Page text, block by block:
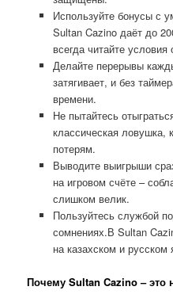
Используйте бонусы с
Sultan Cazino даёт до
всегда читайте
Делайте перерывы
затягивает, и без
времени.
Не пытайтесь
классическая ловушка,
потерям.
Выводите выигрыши
на игровом счёте –
слишком велик.
Пользуйтесь службой
сомнениях.В Sultan
на казахском и русском
Почему Sultan Cazino – это